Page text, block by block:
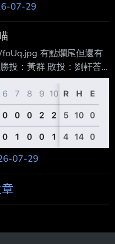
」 2017年選秀會首輪指
專職捕手，將在30歲獲得
56場出賽有55場蹲捕，
戰 近況火燙的喵以豪張
疑 不管投到那個位置 用
妙的位置 形成安打 不只
賞 還多送一支安打形成
關 終場台鋼5：4擊敗統
07-29
有點爛尾但還有
投：黃群 敗投：劉軒荅
失1分 NP 104 張皓崴 4-
陳傑憲2-4,SB*1 林子豪
2-5,1RBI --
07-29